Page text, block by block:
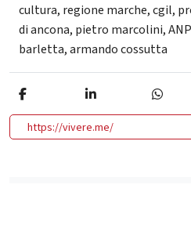
cultura, regione marche,cgil,
di ancona, pietro marcolini,
barletta,armando cossutta
https://vivere.me/